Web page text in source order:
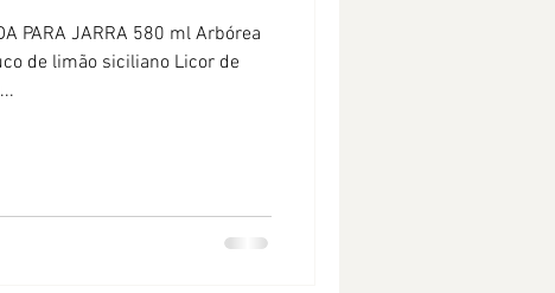
PARA JARRA 580 ml Arbórea
de limão siciliano Licor de